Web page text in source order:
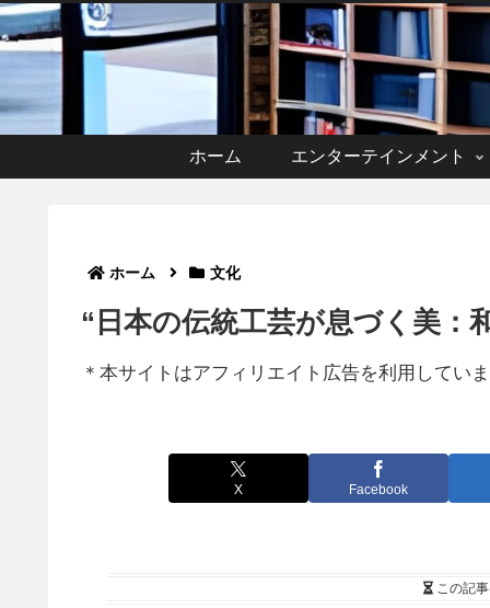
ホーム エンターテインメント
ホーム 文化
“日本の伝統工芸が息づく美：
＊本サイトはアフィリエイト広告を利用してい
X Facebook
この記